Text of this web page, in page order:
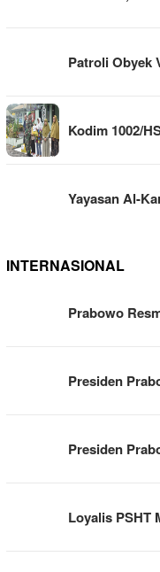
Patroli Obyek
Kodim 1002/
Yayasan Al-
INTERNASIONAL
Prabowo
Presiden
Presiden
Loyalis PSHT